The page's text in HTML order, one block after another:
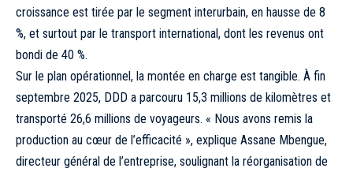
croissance est tirée par le segment interurbain, en hausse de 8
%, et surtout par le transport international, dont les revenus ont
bondi de 40 %.
Sur le plan opérationnel, la montée en charge est tangible. À fin
septembre 2025, DDD a parcouru 15,3 millions de kilomètres et
transporté 26,6 millions de voyageurs. « Nous avons remis la
production au cœur de l’efficacité », explique Assane Mbengue,
directeur général de l’entreprise, soulignant la réorganisation de